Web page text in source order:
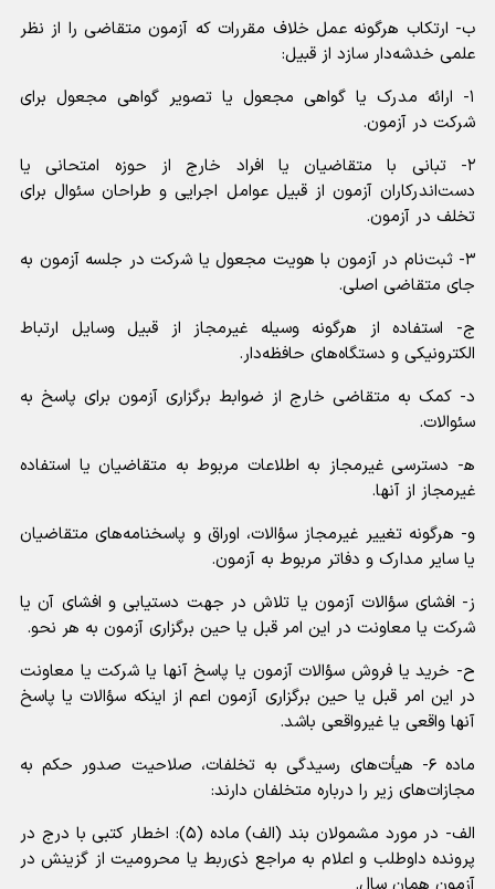
ب- ارتکاب هرگونه عمل خلاف مقررات که آزمون متقاضی را از نظر
علمی خدشه‌دار سازد از قبیل:
۱- ارائه مدرک یا گواهی مجعول یا تصویر گواهی مجعول برای
شرکت در آزمون.
۲- تبانی با متقاضیان یا افراد خارج از حوزه امتحانی یا
دست‌اندرکاران آزمون از قبیل عوامل اجرایی و طراحان سئوال برای
تخلف در آزمون.
۳- ثبت‌نام در آزمون با هویت مجعول یا شرکت در جلسه آزمون به
جای متقاضی اصلی.
ج- استفاده از هرگونه وسیله غیرمجاز از قبیل وسایل ارتباط
الکترونیکی و دستگاه‌های حافظه‌دار.
د- کمک به متقاضی خارج از ضوابط برگزاری آزمون برای پاسخ به
سئوالات.
ه‍- دسترسی غیرمجاز به اطلاعات مربوط به متقاضیان یا استفاده
غیرمجاز از آنها.
و- هرگونه تغییر غیرمجاز سؤالات، اوراق و پاسخنامه‌های متقاضیان
یا سایر مدارک و دفاتر مربوط به آزمون.
ز- افشای سؤالات آزمون یا تلاش در جهت دستیابی و افشای آن یا
شرکت یا معاونت در این امر قبل یا حین برگزاری آزمون به هر نحو.
ح- خرید یا فروش سؤالات آزمون یا پاسخ آنها یا شرکت یا معاونت
در این امر قبل یا حین برگزاری آزمون اعم از اینکه سؤالات یا پاسخ
آنها واقعی یا غیرواقعی باشد.
ماده ۶- هیأت‌های رسیدگی به تخلفات، صلاحیت صدور حکم به
مجازات‌های زیر را درباره متخلفان دارند:
الف- در مورد مشمولان بند (الف) ماده (۵): اخطار کتبی با درج در
پرونده داوطلب و اعلام به مراجع ذی‌ربط یا محرومیت از گزینش در